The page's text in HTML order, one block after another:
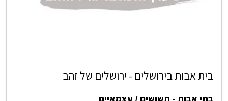
בית אבות בירושלים - ירושלים של זהב
בתי אבות - תשושים / עצמאיים